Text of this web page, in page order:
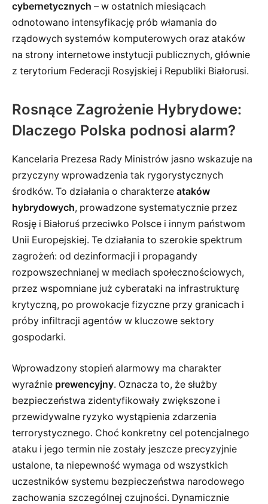
cybernetycznych – w ostatnich miesiącach
odnotowano intensyfikację prób włamania do
rządowych systemów komputerowych oraz ataków
na strony internetowe instytucji publicznych, głównie
z terytorium Federacji Rosyjskiej i Republiki Białorusi.
Rosnące Zagrożenie Hybrydowe:
Dlaczego Polska podnosi alarm?
Kancelaria Prezesa Rady Ministrów jasno wskazuje na
przyczyny wprowadzenia tak rygorystycznych
środków. To działania o charakterze ataków
hybrydowych, prowadzone systematycznie przez
Rosję i Białoruś przeciwko Polsce i innym państwom
Unii Europejskiej. Te działania to szerokie spektrum
zagrożeń: od dezinformacji i propagandy
rozpowszechnianej w mediach społecznościowych,
przez wspomniane już cyberataki na infrastrukturę
krytyczną, po prowokacje fizyczne przy granicach i
próby infiltracji agentów w kluczowe sektory
gospodarki.
Wprowadzony stopień alarmowy ma charakter
wyraźnie prewencyjny. Oznacza to, że służby
bezpieczeństwa zidentyfikowały zwiększone i
przewidywalne ryzyko wystąpienia zdarzenia
terrorystycznego. Choć konkretny cel potencjalnego
ataku i jego termin nie zostały jeszcze precyzyjnie
ustalone, ta niepewność wymaga od wszystkich
uczestników systemu bezpieczeństwa narodowego
zachowania szczególnej czujności. Dynamicznie